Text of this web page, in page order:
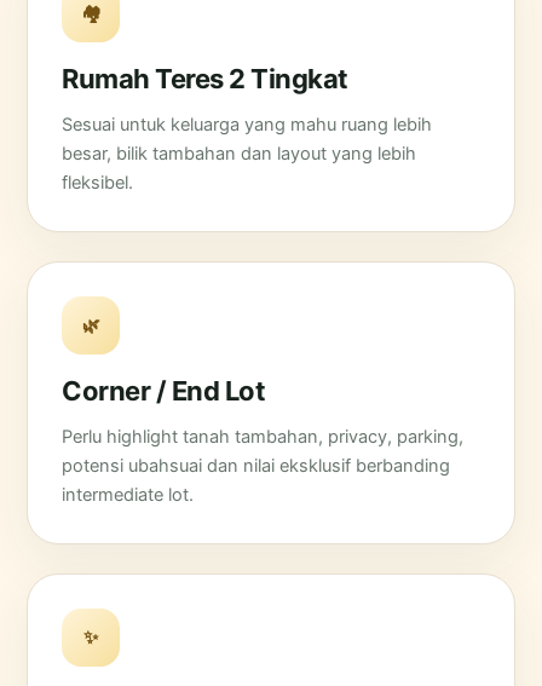
🏘️
Rumah Teres 2 Tingkat
Sesuai untuk keluarga yang mahu ruang lebih
besar, bilik tambahan dan layout yang lebih
fleksibel.
🌿
Corner / End Lot
Perlu highlight tanah tambahan, privacy, parking,
potensi ubahsuai dan nilai eksklusif berbanding
intermediate lot.
✨